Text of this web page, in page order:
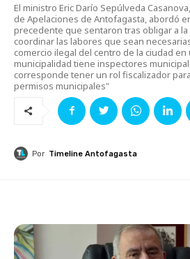
El ministro Eric Darío Sepúlveda
de Apelaciones de Antofagasta, abordó
precedente que sentaron tras obligar a la
coordinar las labores que sean
comercio ilegal del centro de la ciudad en
municipalidad tiene inspectores
corresponde tener un rol fiscalizador
permisos municipales"
Por Timeline Antofagasta